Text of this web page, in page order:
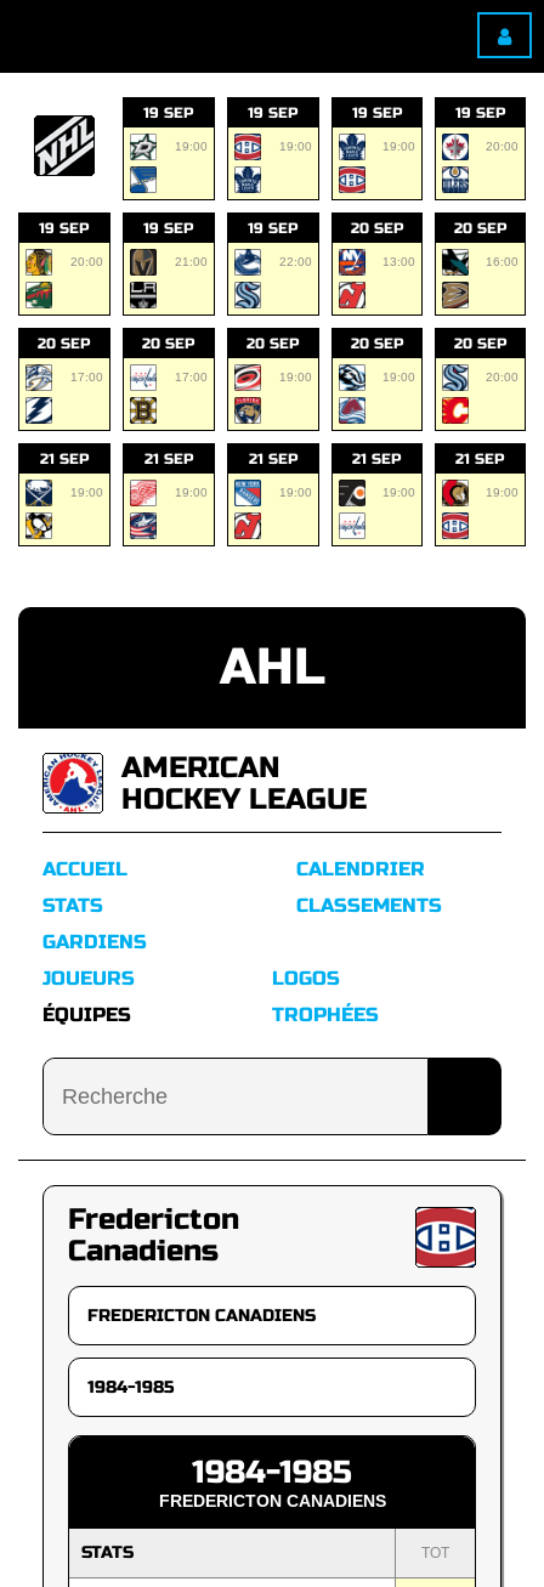
19 SEP
19:00
19 SEP
19:00
19 SEP
19:00
19 SEP
20:00
19 SEP
20:00
19 SEP
21:00
19 SEP
22:00
20 SEP
13:00
20 SEP
16:00
20 SEP
17:00
20 SEP
17:00
20 SEP
19:00
20 SEP
19:00
20 SEP
20:00
21 SEP
19:00
21 SEP
19:00
21 SEP
19:00
21 SEP
19:00
21 SEP
19:00
AHL
AMERICAN
HOCKEY LEAGUE
ACCUEIL
STATS
GARDIENS
CALENDRIER
CLASSEMENTS
JOUEURS
ÉQUIPES
LOGOS
TROPHÉES
Fredericton
Canadiens
1984-1985
FREDERICTON CANADIENS
STATS TOT